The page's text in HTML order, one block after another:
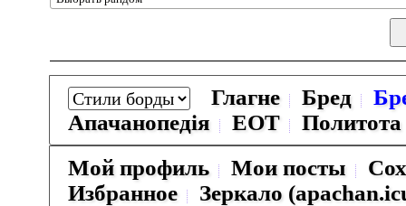
Глагне Бред
Апачанопедiя
ЕОТ
Политота
Мой профиль
Мои посты
Избранное
Зеркало